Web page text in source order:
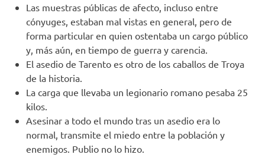
Las muestras públicas de afecto, incluso entre
cónyuges, estaban mal vistas en general, pero de
forma particular en quien ostentaba un cargo público
y, más aún, en tiempo de guerra y carencia.
El asedio de Tarento es otro de los caballos de Troya
de la historia.
La carga que llevaba un legionario romano pesaba 25
kilos.
Asesinar a todo el mundo tras un asedio era lo
normal, transmite el miedo entre la población y
enemigos. Publio no lo hizo.